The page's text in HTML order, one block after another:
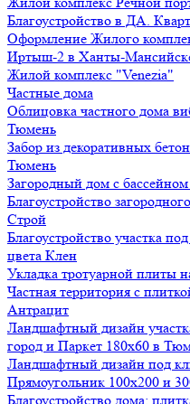
Благоустройство в ДА.
Оформление Жилого
Иртыш-2 в Ханты-
Жилой комплекс "Venezia"
Частные дома
Облицовка частного дома
Тюмень
Забор из декоративных
Тюмень
Загородный дом с
Благоустройство
Строй
Благоустройство участка
цвета Клен
Укладка тротуарной плиты
Частная территория с
Антрацит
Ландшафтный дизайн
город и Паркет 180х60 в
Ландшафтный дизайн под
Прямоугольник 100х200 и
Благоустройство дома: